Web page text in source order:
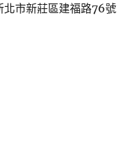
北市新莊區建福路76號